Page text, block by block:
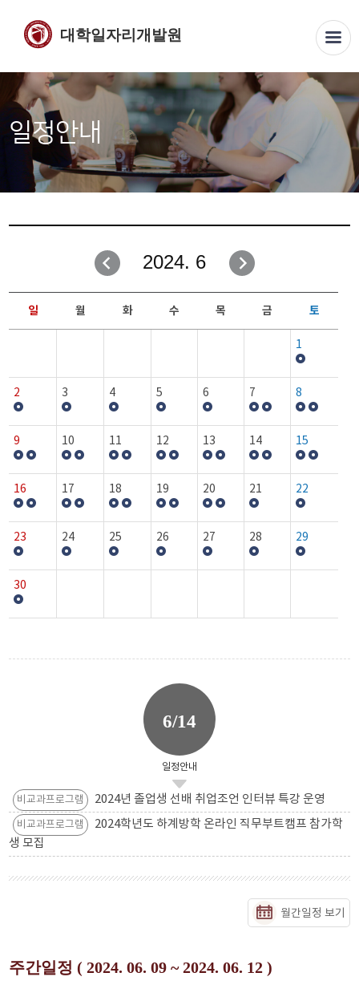
대학일자리개발원
일정안내
2024. 6
일 월 화 수 목 금 토
1
2 3 4 5 6 7 8
9 10 11 12 13 14 15
16 17 18 19 20 21 22
23 24 25 26 27 28 29
30
6/14
일정안내
비교과프로그램 2024년 졸업생 선배 취업조언 인터뷰 특강 운영
비교과프로그램
2024학년도 하계방학 온라인 직무부트캠프 참가학
생 모집
월간일정 보기
주간일정 ( 2024. 06. 09 ~ 2024. 06. 12 )